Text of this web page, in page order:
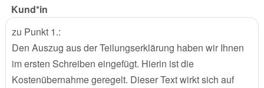
Kund*in
zu Punkt 1.:
Den Auszug aus der Teilungserklärung haben wir Ihnen
im ersten Schreiben eingefügt. Hierin ist die
Kostenübernahme geregelt. Dieser Text wirkt sich auf